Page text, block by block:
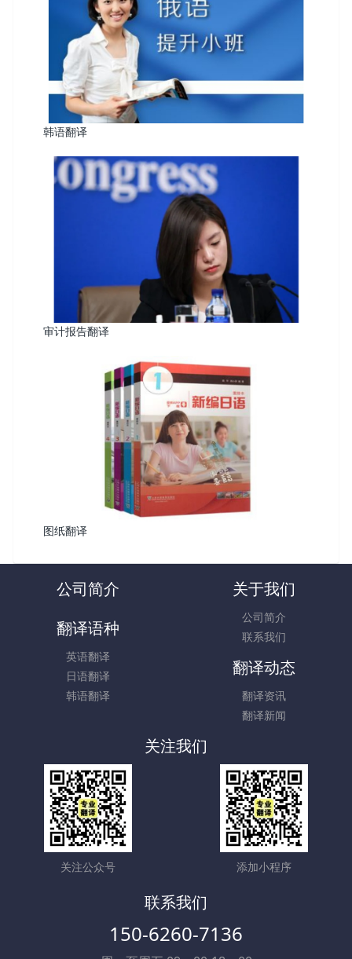
韩语翻译
审计报告翻译
图纸翻译
公司简介 关于我们
公司简介
联系我们
翻译语种
英语翻译
日语翻译
韩语翻译
翻译动态
翻译资讯
翻译新闻
关注我们
关注公众号 添加小程序
联系我们
150-6260-7136